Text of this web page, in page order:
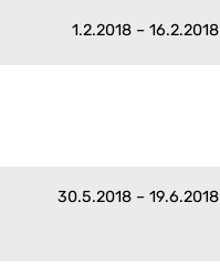
1.2.2018 – 16.2.2018
30.5.2018 – 19.6.2018